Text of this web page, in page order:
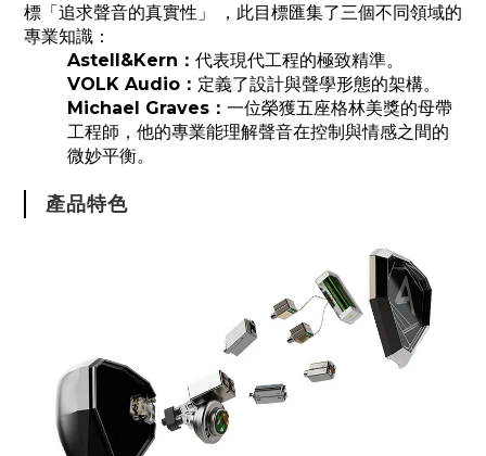
標「追求聲音的真實性」
， 此目標匯集了三個不同領域的
專業知識：
Astell&Kern： 代表現代工程的極致精準。
VOLK Audio： 定義了設計與聲學形態的架構。
Michael Graves： 一位榮獲五座格林美獎的母帶
工程師，他的專業能理解聲音在控制與情感之間的
微妙平衡。
產品特色